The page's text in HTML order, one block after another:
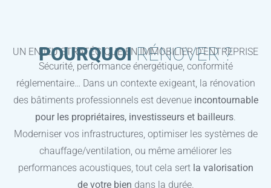
POURQUOI RÉNOVER ?
UN ENJEU STRATÉGIQUE EN IMMOBILIER D'ENTREPRISE
Sécurité, performance énergétique, conformité
réglementaire… Dans un contexte exigeant, la rénovation
des bâtiments professionnels est devenue incontournable
pour les propriétaires, investisseurs et bailleurs.
Moderniser vos infrastructures, optimiser les systèmes de
chauffage/ventilation, ou même améliorer les
performances acoustiques, tout cela sert la valorisation
de votre bien dans la durée.